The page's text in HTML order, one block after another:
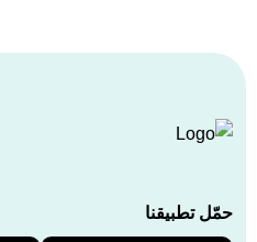
حمّل تطبيقنا